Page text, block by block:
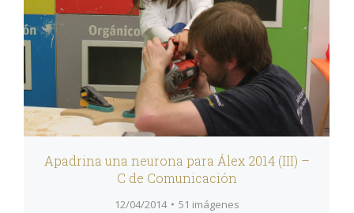
Apadrina una neurona para Álex 2014 (III) –
C de Comunicación
12/04/2014 51 imágenes